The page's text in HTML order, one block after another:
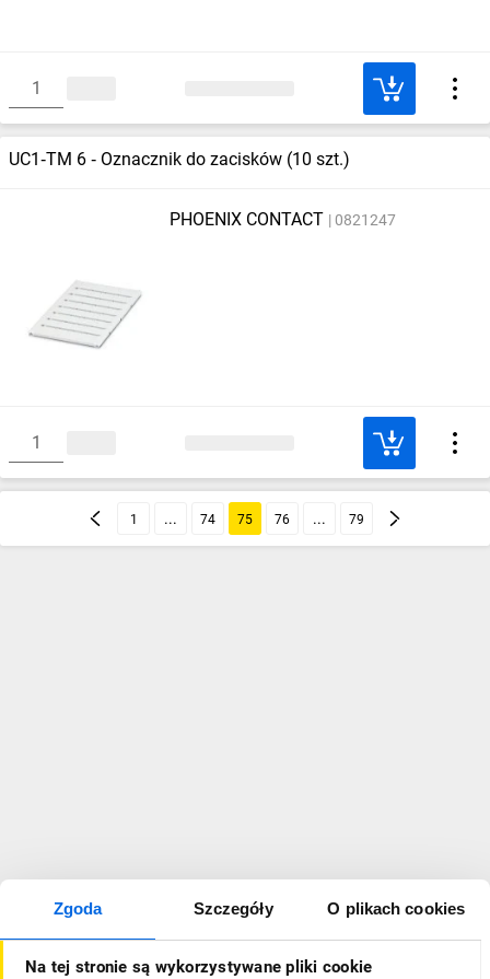
Zgoda Szczegóły O plikach cookies
Na tej stronie są wykorzystywane pliki cookie
UC1‑TM 6 ‑ Oznacznik do zacisków (10 szt.)
PHOENIX CONTACT 0821247
1 74 75 76 79